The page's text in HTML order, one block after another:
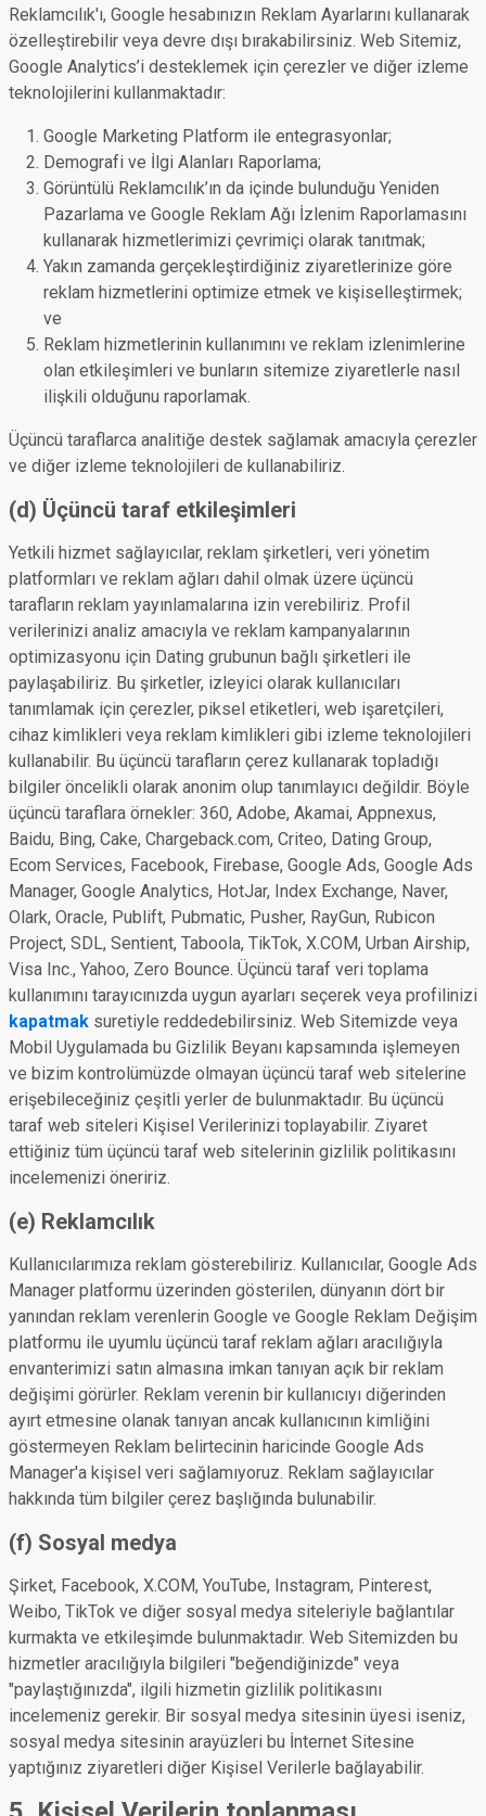
Reklamcılık'ı, Google hesabınızın Reklam Ayarlarını kullanarak
özelleştirebilir veya devre dışı bırakabilirsiniz. Web Sitemiz,
Google Analytics’i desteklemek için çerezler ve diğer izleme
teknolojilerini kullanmaktadır:
Google Marketing Platform ile entegrasyonlar;
Demografi ve İlgi Alanları Raporlama;
Görüntülü Reklamcılık’ın da içinde bulunduğu Yeniden
Pazarlama ve Google Reklam Ağı İzlenim Raporlamasını
kullanarak hizmetlerimizi çevrimiçi olarak tanıtmak;
Yakın zamanda gerçekleştirdiğiniz ziyaretlerinize göre
reklam hizmetlerini optimize etmek ve kişiselleştirmek;
ve
Reklam hizmetlerinin kullanımını ve reklam izlenimlerine
olan etkileşimleri ve bunların sitemize ziyaretlerle nasıl
ilişkili olduğunu raporlamak.
Üçüncü taraflarca analitiğe destek sağlamak amacıyla çerezler
ve diğer izleme teknolojileri de kullanabiliriz.
(d) Üçüncü taraf etkileşimleri
Yetkili hizmet sağlayıcılar, reklam şirketleri, veri yönetim
platformları ve reklam ağları dahil olmak üzere üçüncü
tarafların reklam yayınlamalarına izin verebiliriz. Profil
verilerinizi analiz amacıyla ve reklam kampanyalarının
optimizasyonu için Dating grubunun bağlı şirketleri ile
paylaşabiliriz. Bu şirketler, izleyici olarak kullanıcıları
tanımlamak için çerezler, piksel etiketleri, web işaretçileri,
cihaz kimlikleri veya reklam kimlikleri gibi izleme teknolojileri
kullanabilir. Bu üçüncü tarafların çerez kullanarak topladığı
bilgiler öncelikli olarak anonim olup tanımlayıcı değildir. Böyle
üçüncü taraflara örnekler: 360, Adobe, Akamai, Appnexus,
Baidu, Bing, Cake, Chargeback.com, Criteo, Dating Group,
Ecom Services, Facebook, Firebase, Google Ads, Google Ads
Manager, Google Analytics, HotJar, Index Exchange, Naver,
Olark, Oracle, Publift, Pubmatic, Pusher, RayGun, Rubicon
Project, SDL, Sentient, Taboola, TikTok, X.COM, Urban Airship,
Visa Inc., Yahoo, Zero Bounce. Üçüncü taraf veri toplama
kullanımını tarayıcınızda uygun ayarları seçerek veya profilinizi
kapatmak suretiyle reddedebilirsiniz. Web Sitemizde veya
Mobil Uygulamada bu Gizlilik Beyanı kapsamında işlemeyen
ve bizim kontrolümüzde olmayan üçüncü taraf web sitelerine
erişebileceğiniz çeşitli yerler de bulunmaktadır. Bu üçüncü
taraf web siteleri Kişisel Verilerinizi toplayabilir. Ziyaret
ettiğiniz tüm üçüncü taraf web sitelerinin gizlilik politikasını
incelemenizi öneririz.
(e) Reklamcılık
Kullanıcılarımıza reklam gösterebiliriz. Kullanıcılar, Google Ads
Manager platformu üzerinden gösterilen, dünyanın dört bir
yanından reklam verenlerin Google ve Google Reklam Değişim
platformu ile uyumlu üçüncü taraf reklam ağları aracılığıyla
envanterimizi satın almasına imkan tanıyan açık bir reklam
değişimi görürler. Reklam verenin bir kullanıcıyı diğerinden
ayırt etmesine olanak tanıyan ancak kullanıcının kimliğini
göstermeyen Reklam belirtecinin haricinde Google Ads
Manager'a kişisel veri sağlamıyoruz. Reklam sağlayıcılar
hakkında tüm bilgiler çerez başlığında bulunabilir.
(f) Sosyal medya
Şirket, Facebook, X.COM, YouTube, Instagram, Pinterest,
Weibo, TikTok ve diğer sosyal medya siteleriyle bağlantılar
kurmakta ve etkileşimde bulunmaktadır. Web Sitemizden bu
hizmetler aracılığıyla bilgileri "beğendiğinizde" veya
"paylaştığınızda", ilgili hizmetin gizlilik politikasını
incelemeniz gerekir. Bir sosyal medya sitesinin üyesi iseniz,
sosyal medya sitesinin arayüzleri bu İnternet Sitesine
yaptığınız ziyaretleri diğer Kişisel Verilerle bağlayabilir.